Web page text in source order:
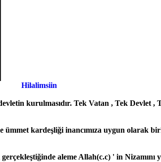
Hilalimsiin
kurulmasıdır. Tek Vatan , Tek Devlet
kardeşliği inancımıza uygun olarak
aleme Allah(c.c) ' in